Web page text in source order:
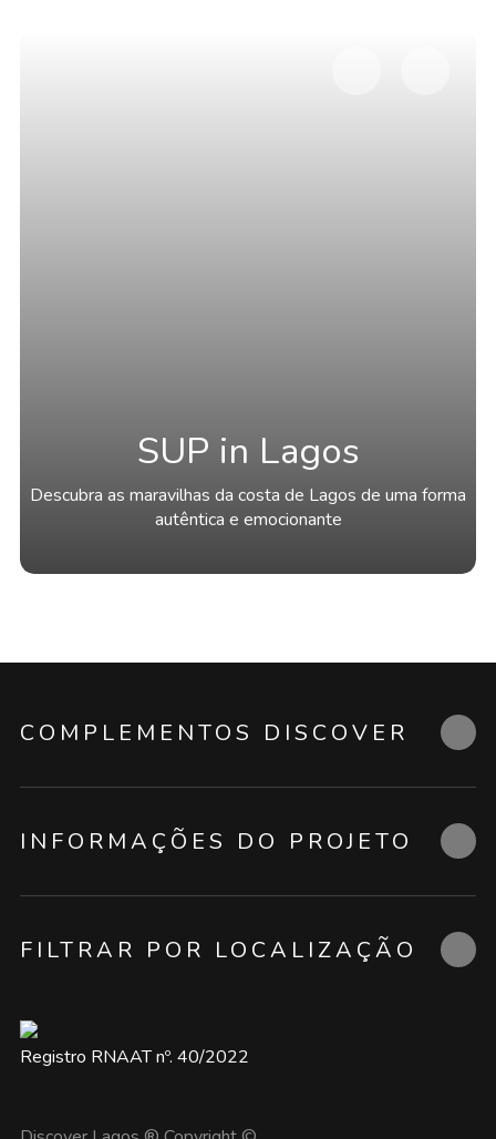
SUP in Lagos
Descubra as maravilhas da costa de Lagos de uma forma
autêntica e emocionante
COMPLEMENTOS DISCOVER
INFORMAÇÕES DO PROJETO
FILTRAR POR LOCALIZAÇÃO
Registro RNAAT nº. 40/2022